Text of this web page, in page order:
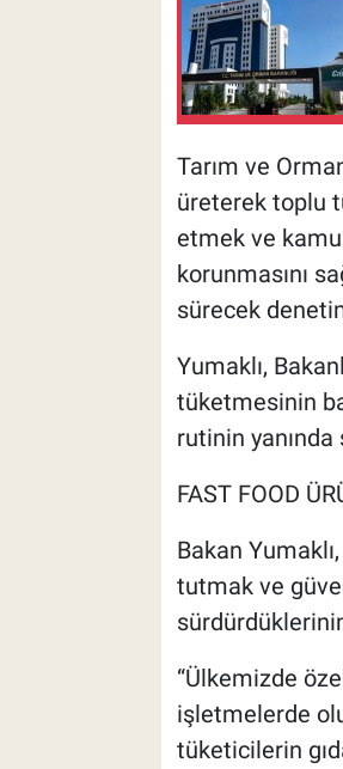
Tarım ve
üreterek toplu
etmek ve kamu
korunmasını
sürecek
Yumaklı,
tüketmesinin
rutinin
FAST FOOD
Bakan
tutmak ve
“Ülkemizde
işletmelerde
tüketicilerin